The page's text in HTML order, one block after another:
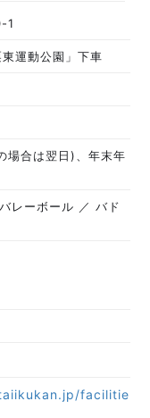
1
運動公園」下車
場合は翌日)、年末年
バレーボール
バド
facilitie